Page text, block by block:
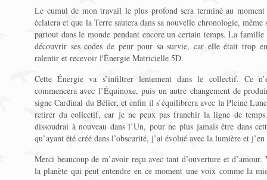
Le cumul de mon travail le plus profond sera terminé au
éclatera et que la Terre sautera dans sa nouvelle chronologie,
partout dans le monde pendant encore un certain temps. La
découvrir ses codes de peur pour sa survie, car elle était trop
ralentir et recevoir l'Énergie Matricielle 5D.
Cette Énergie va s’infiltrer lentement dans le collectif. Ce
commencera avec l’Équinoxe, puis un autre changement de
signe Cardinal du Bélier, et enfin il s’équilibrera avec la Pleine
retirer du collectif, car je ne peux pas franchir la ligne de
dissoudrai à nouveau dans l’Un, pour ne plus jamais être dans
qu’ayant été créé dans l’obscurité, j’ai évolué avec la lumière et
Merci beaucoup de m’avoir reçu avec tant d’ouverture et d’amour.
la planète qui peut entendre en ce moment une voix comme la